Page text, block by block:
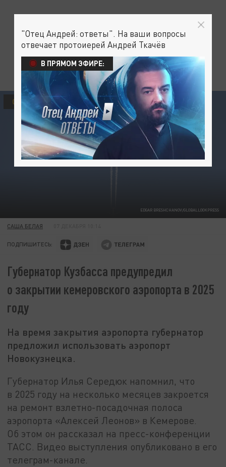
EDGAR BRESHCHANOV/GLOBALLOOKPRESS
ОБЩЕСТВО
САША БЕЛАЯ
ПОДПИШИТЕСЬ:
Губернатор Кузбасса предупредил
о закрытии кемеровского аэропорта в 2025
году
На время закрытия аэропорта губернатор
предложил использовать аэропорт
Новокузнецка.
Губернатор Илья Середюк напомнил, что
в 2025 году на несколько месяцев закроется
на ремонт взлетно-посадочная полоса
аэропорта «Алексей Леонов» в Кемерове.
Об этом он рассказал на пресс-конференции
ТАСС. Видео выступления опубликовано в его
телеграм-канале.
"Отец Андрей: ответы". На ваши вопросы
отвечает протоиерей Андрей Ткачёв
В ПРЯМОМ ЭФИРЕ: